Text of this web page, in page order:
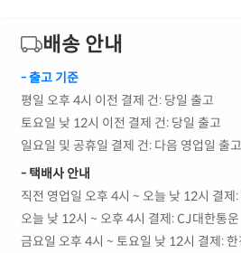
배송 안내
- 출고 기준
평일 오후 4시 이전 결제 건: 당일 출고
토요일 낮 12시 이전 결제 건: 당일 출고
일요일 및 공휴일 결제 건: 다음 영업일 출고
- 택배사 안내
직전 영업일 오후 4시 ~ 오늘 낮 12시 결제
오늘 낮 12시 ~ 오후 4시 결제: CJ대한통운
금요일 오후 4시 ~ 토요일 낮 12시 결제: